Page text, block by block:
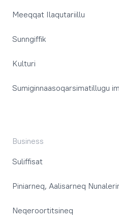
Meeqqat Ilaqutariillu
Sunngiffik
Kulturi
Sumiginnaasoqarsimatillugu
Business
Suliffisat
Piniarneq, Aalisarneq
Neqeroortitsineq